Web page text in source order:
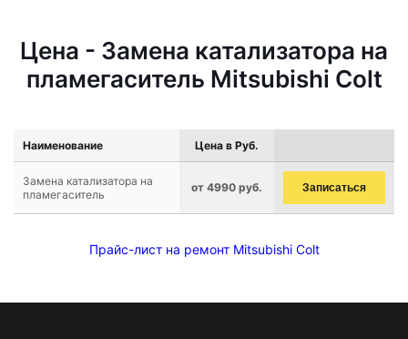
Цена - Замена катализатора на
пламегаситель Mitsubishi Colt
Наименование Цена в Руб.
Замена катализатора на
пламегаситель
от 4990 руб. Записаться
Прайс-лист на ремонт Mitsubishi Colt